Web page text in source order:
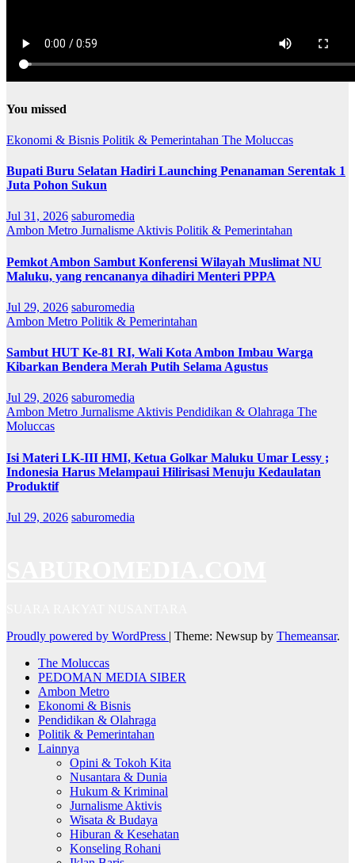
You missed
Ekonomi & Bisnis Politik & Pemerintahan The Moluccas
Bupati Buru Selatan Hadiri Launching Penanaman Serentak 1
Juta Pohon Sukun
Jul 31, 2026 saburomedia
Ambon Metro Jurnalisme Aktivis Politik & Pemerintahan
Pemkot Ambon Sambut Konferensi Wilayah Muslimat NU
Maluku, yang rencananya dihadiri Menteri PPPA
Jul 29, 2026 saburomedia
Ambon Metro Politik & Pemerintahan
Sambut HUT Ke-81 RI, Wali Kota Ambon Imbau Warga
Kibarkan Bendera Merah Putih Selama Agustus
Jul 29, 2026 saburomedia
Ambon Metro Jurnalisme Aktivis Pendidikan & Olahraga The
Moluccas
Isi Materi LK-III HMI, Ketua Golkar Maluku Umar Lessy ;
Indonesia Harus Melampaui Hilirisasi Menuju Kedaulatan
Produktif
Jul 29, 2026 saburomedia
Proudly powered by WordPress | Theme: Newsup by Themeansar.
The Moluccas
PEDOMAN MEDIA SIBER
Ambon Metro
Ekonomi & Bisnis
Pendidikan & Olahraga
Politik & Pemerintahan
Lainnya
Opini & Tokoh Kita
Nusantara & Dunia
Hukum & Kriminal
Jurnalisme Aktivis
Wisata & Budaya
Hiburan & Kesehatan
Konseling Rohani